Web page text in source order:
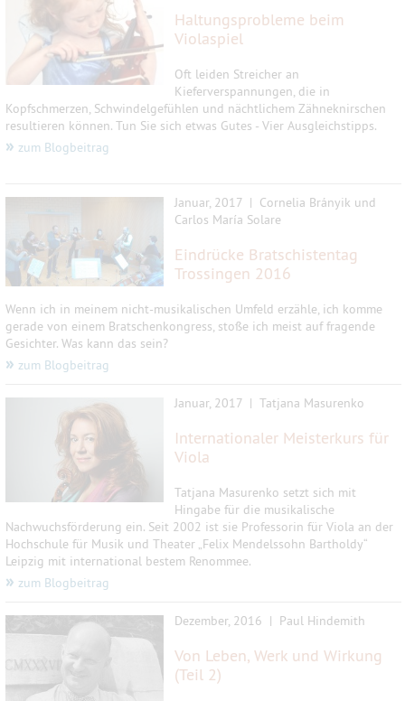
Haltungsprobleme beim
Violaspiel
Oft leiden Streicher an
Kieferverspannungen, die in
Kopfschmerzen, Schwindelgefühlen und nächtlichem Zähneknirschen
resultieren können. Tun Sie sich etwas Gutes - Vier Ausgleichstipps.
» zum Blogbeitrag
Januar, 2017 | Cornelia Brányik und
Carlos María Solare
Eindrücke Bratschisten­tag
Trossingen 2016
Wenn ich in meinem nicht-musikalischen Umfeld erzähle, ich komme
gerade von einem Bratschenkongress, stoße ich meist auf fragende
Gesichter. Was kann das sein?
» zum Blogbeitrag
Januar, 2017 | Tatjana Masurenko
Internationaler Meisterkurs für
Viola
Tatjana Masurenko setzt sich mit
Hingabe für die musikalische
Nachwuchsförderung ein. Seit 2002 ist sie Professorin für Viola an der
Hochschule für Musik und Theater „Felix Mendelssohn Bartholdy“
Leipzig mit international bestem Renommee.
» zum Blogbeitrag
Dezember, 2016 | Paul Hindemith
Von Leben, Werk und Wirkung
(Teil 2)